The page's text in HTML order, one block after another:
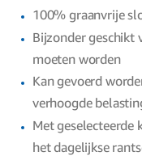
100% graanvrije
Bijzonder geschikt
moeten worden
Kan gevoerd
verhoogde
Met geselecteerde
het dagelijkse